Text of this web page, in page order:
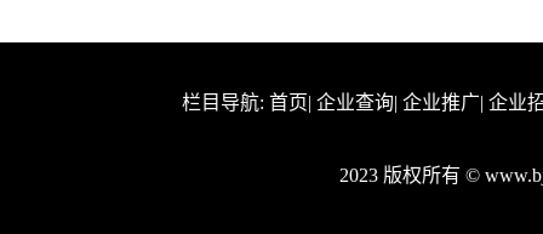
栏目导航: 首页| 企业查询| 企业推广| 企业
2023 版权所有 ©